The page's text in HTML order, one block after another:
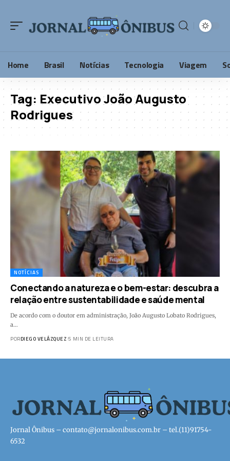
Home Brasil Notícias Tecnologia Viagem
Tag: Executivo João Augusto
Rodrigues
NOTÍCIAS
Conectando a natureza e o bem-estar: descubra a
relação entre sustentabilidade e saúde mental
De acordo com o doutor em administração, João Augusto Lobato Rodrigues,
a…
PORDIEGO VELÁZQUEZ 5 MIN DE LEITURA
Jornal Ônibus – contato@jornalonibus.com.br – tel.(11)91754-
6532